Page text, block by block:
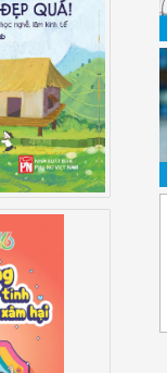
Rồi: Cái
Quá!
Giới Tính
Hại